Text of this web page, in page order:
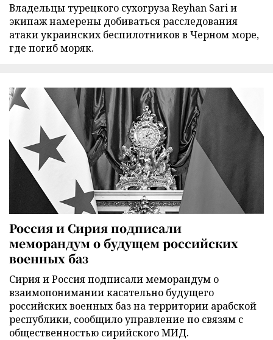
Владельцы турецкого сухогруза Reyhan Sari и
экипаж намерены добиваться расследования
атаки украинских беспилотников в Черном море,
где погиб моряк.
Россия и Сирия подписали
меморандум о будущем российских
военных баз
Сирия и Россия подписали меморандум о
взаимопонимании касательно будущего
российских военных баз на территории арабской
республики, сообщило управление по связям с
общественностью сирийского МИД.